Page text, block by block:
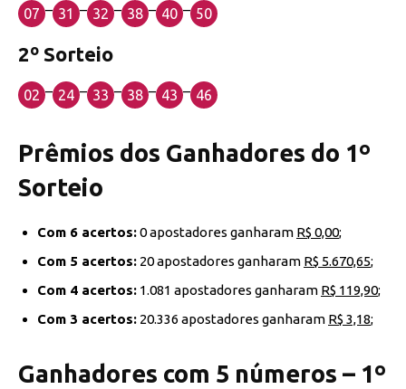
07 – 31 – 32 – 38 – 40 – 50
2º Sorteio
02 – 24 – 33 – 38 – 43 – 46
Prêmios dos Ganhadores do 1º
Sorteio
Com 6 acertos:0 apostadores ganharam R$ 0,00;
Com 5 acertos: 20 apostadores ganharam R$ 5.670,65;
Com 4 acertos: 1.081 apostadores ganharam R$ 119,90;
Com 3 acertos: 20.336 apostadores ganharam R$ 3,18;
Ganhadores com 5 números – 1º